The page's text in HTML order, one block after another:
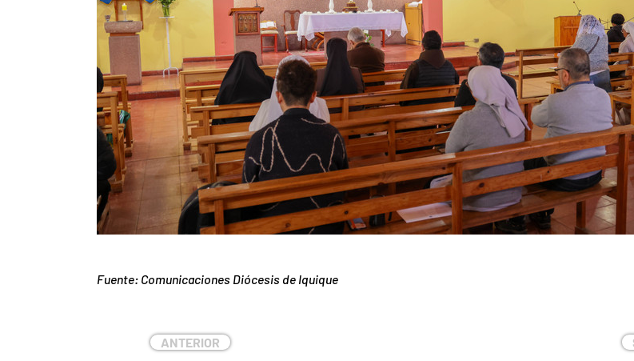
Fuente: Comunicaciones Diócesis de Iquique
ANTERIOR